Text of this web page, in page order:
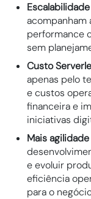
acompanham
performance
sem
Custo
apenas pelo
e custos
financeira e
iniciativas
Mais
e evoluir
eficiência
para o